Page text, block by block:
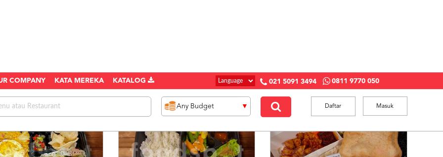
COMPANY KATA MEREKA KATALOG 021 5091 3494 0811 9770 050
Masuk
Daftar